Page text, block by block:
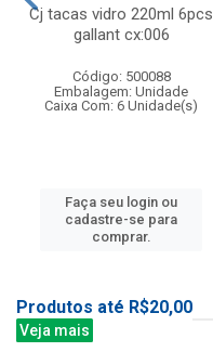
Cj tacas vidro 220ml 6pcs
gallant cx:006
Código: 500088
Embalagem: Unidade
Caixa Com: 6 Unidade(s)
Faça seu login ou
cadastre-se para
comprar.
Produtos até R$20,00
Veja mais